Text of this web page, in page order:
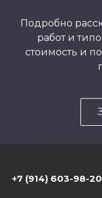
Подробно
работ и
стоимость и
+7 (914) 603-98-20